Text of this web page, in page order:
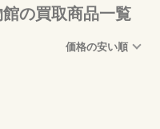
の買取商品一覧
価格の安い順